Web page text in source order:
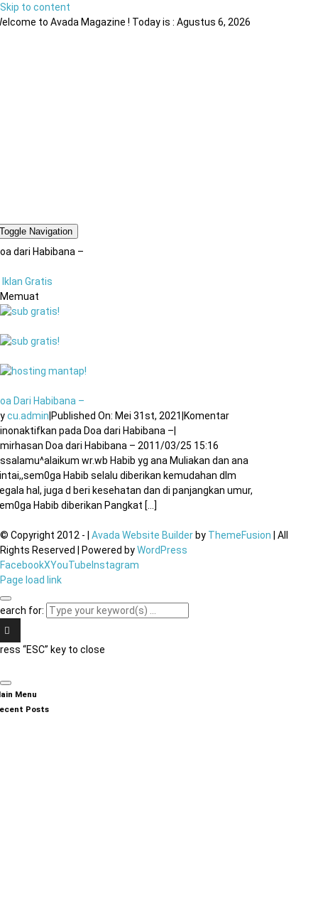
Skip to content
to Avada Magazine ! Today is : Agustus 6, 2026
Toggle Navigation
dari Habibana –
Iklan Gratis
Memuat
Dari Habibana –
cu.admin Published On: Mei 31st, 2021 Komentar
pada Doa dari Habibana –
Doa dari Habibana – 2011/03/25 15:16
wr.wb Habib yg ana Muliakan dan ana
Habib selalu diberikan kemudahan dlm
hal, juga d beri kesehatan dan di panjangkan umur,
Habib diberikan Pangkat [...]
© Copyright 2012 - Avada Website Builder by ThemeFusion | All
Rights Reserved | Powered byWordPress
FacebookXYouTube Instagram
Page load link
for:
“ESC” key to close
Menu
Posts